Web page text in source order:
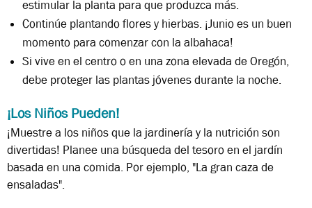
estimular la planta para que produzca más.
Continúe plantando flores y hierbas. ¡Junio ​​es un buen
momento para comenzar con la albahaca!
Si vive en el centro o en una zona elevada de Oregón,
debe proteger las plantas jóvenes durante la noche.
¡Los Niños Pueden!
¡Muestre a los niños que la jardinería y la nutrición son
divertidas! Planee una búsqueda del tesoro en el jardín
basada en una comida. Por ejemplo, "La gran caza de
ensaladas".